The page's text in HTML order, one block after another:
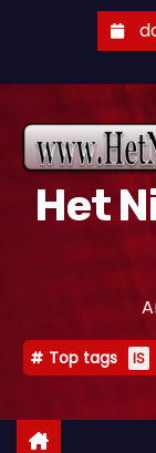
n
Het
Top tags IS